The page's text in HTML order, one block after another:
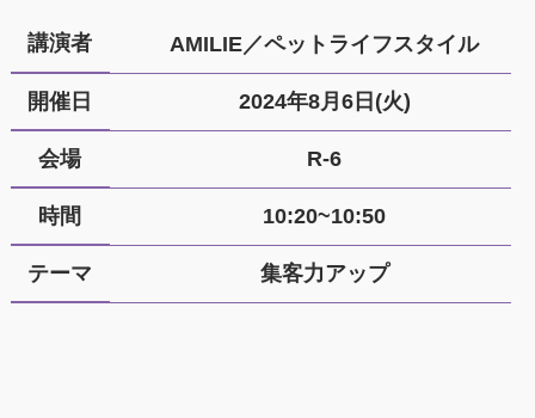
講演者 AMILIE／ペットライフスタイル
開催日 2024年8月6日(火)
会場 R-6
時間 10:20~10:50
テーマ 集客力アップ